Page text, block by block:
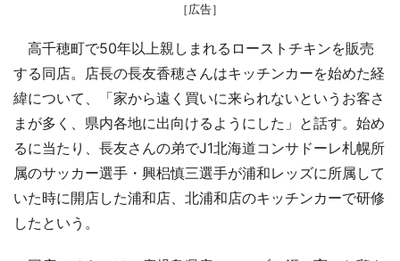
［広告］
高千穂町で50年以上親しまれるローストチキンを販売
する同店。店長の長友香穂さんはキッチンカーを始めた経
緯について、「家から遠く買いに来られないというお客さ
まが多く、県内各地に出向けるようにした」と話す。始め
るに当たり、長友さんの弟でJ1北海道コンサドーレ札幌所
属のサッカー選手・興梠慎三選手が浦和レッズに所属して
いた時に開店した浦和店、北浦和店のキッチンカーで研修
したという。